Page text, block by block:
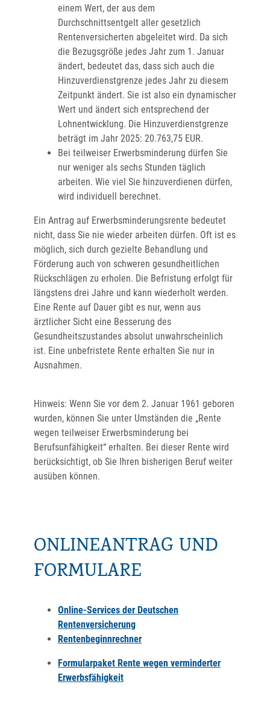
einem Wert, der aus dem
Durchschnittsentgelt aller gesetzlich
Rentenversicherten abgeleitet wird. Da sich
die Bezugsgröße jedes Jahr zum 1. Januar
ändert, bedeutet das, dass sich auch die
Hinzuverdienstgrenze jedes Jahr zu diesem
Zeitpunkt ändert. Sie ist also ein dynamischer
Wert und ändert sich entsprechend der
Lohnentwicklung. Die Hinzuverdienstgrenze
beträgt im Jahr 2025: 20.763,75 EUR.
Bei teilweiser Erwerbsminderung dürfen Sie
nur weniger als sechs Stunden täglich
arbeiten. Wie viel Sie hinzuverdienen dürfen,
wird individuell berechnet.
Ein Antrag auf Erwerbsminderungsrente bedeutet
nicht, dass Sie nie wieder arbeiten dürfen. Oft ist es
möglich, sich durch gezielte Behandlung und
Förderung auch von schweren gesundheitlichen
Rückschlägen zu erholen. Die Befristung erfolgt für
längstens drei Jahre und kann wiederholt werden.
Eine Rente auf Dauer gibt es nur, wenn aus
ärztlicher Sicht eine Besserung des
Gesundheitszustandes absolut unwahrscheinlich
ist. Eine unbefristete Rente erhalten Sie nur in
Ausnahmen.
Hinweis: Wenn Sie vor dem 2. Januar 1961 geboren
wurden, können Sie unter Umständen die „Rente
wegen teilweiser Erwerbsminderung bei
Berufsunfähigkeit“ erhalten. Bei dieser Rente wird
berücksichtigt, ob Sie Ihren bisherigen Beruf weiter
ausüben können.
ONLINEANTRAG UND
FORMULARE
Online-Services der Deutschen
Rentenversicherung
Rentenbeginnrechner
Formularpaket Rente wegen verminderter
Erwerbsfähigkeit